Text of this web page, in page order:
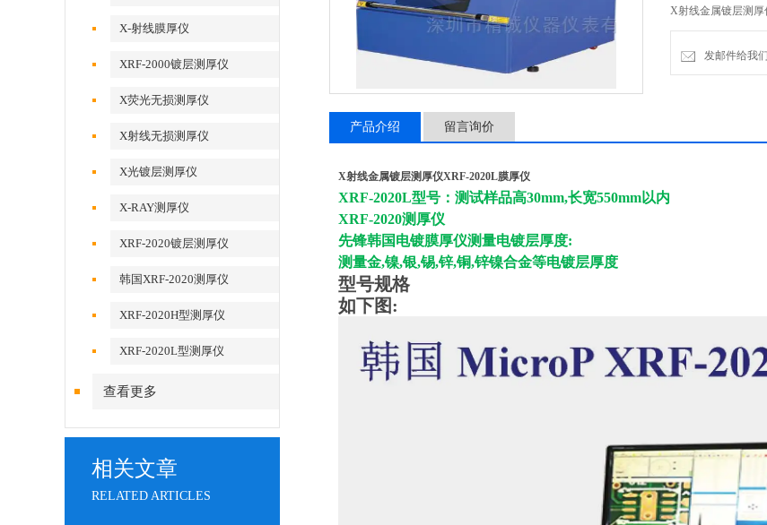
X-射线膜厚仪
XRF-2000镀层测厚仪
X荧光无损测厚仪
X射线无损测厚仪
X光镀层测厚仪
X-RAY测厚仪
XRF-2020镀层测厚仪
韩国XRF-2020测厚仪
XRF-2020H型测厚仪
XRF-2020L型测厚仪
查看更多
相关文章
RELATED ARTICLES
X射线金属镀层测厚
发邮件给我
产品介绍 留言询价
X射线金属镀层测厚仪XRF-2020L膜厚仪
XRF-2020L型号：测试样品高30mm,长宽550mm以内
XRF-2020测厚仪
先锋韩国电镀膜厚仪测量电镀层厚度:
测量金,镍,银,锡,锌,铜,锌镍合金等电镀层厚度
型号规格
如下图: